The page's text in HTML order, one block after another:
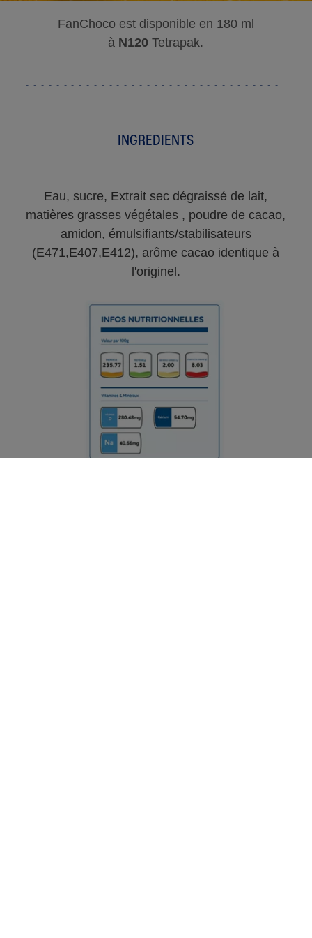
FanChoco est disponible en 180 ml
à N120 Tetrapak.
INGREDIENTS
Eau, sucre, Extrait sec dégraissé de lait,
matières grasses végétales , poudre de cacao,
amidon, émulsifiants/stabilisateurs
(E471,E407,E412), arôme cacao identique à
l'originel.